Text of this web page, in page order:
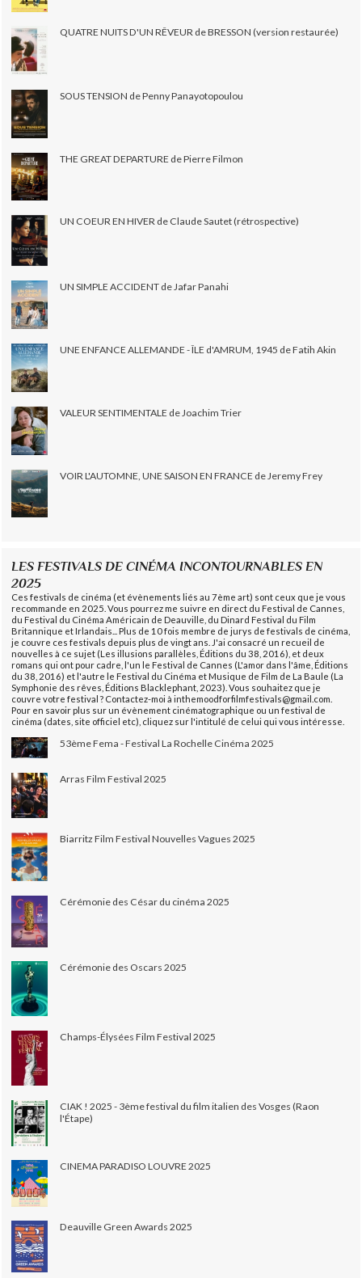
QUATRE NUITS D'UN RÊVEUR de BRESSON (version restaurée)
SOUS TENSION de Penny Panayotopoulou
THE GREAT DEPARTURE de Pierre Filmon
UN COEUR EN HIVER de Claude Sautet (rétrospective)
UN SIMPLE ACCIDENT de Jafar Panahi
UNE ENFANCE ALLEMANDE - ÎLE d'AMRUM, 1945 de Fatih Akin
VALEUR SENTIMENTALE de Joachim Trier
VOIR L'AUTOMNE, UNE SAISON EN FRANCE de Jeremy Frey
LES FESTIVALS DE CINÉMA INCONTOURNABLES EN
2025
Ces festivals de cinéma (et évènements liés au 7ème art) sont ceux que je vous
recommande en 2025. Vous pourrez me suivre en direct du Festival de Cannes,
du Festival du Cinéma Américain de Deauville, du Dinard Festival du Film
Britannique et Irlandais... Plus de 10 fois membre de jurys de festivals de cinéma,
je couvre ces festivals depuis plus de vingt ans. J'ai consacré un recueil de
nouvelles à ce sujet (Les illusions parallèles, Éditions du 38, 2016), et deux
romans qui ont pour cadre, l'un le Festival de Cannes (L'amor dans l'âme, Éditions
du 38, 2016) et l'autre le Festival du Cinéma et Musique de Film de La Baule (La
Symphonie des rêves, Éditions Blacklephant, 2023). Vous souhaitez que je
couvre votre festival ? Contactez-moi à inthemoodforfilmfestivals@gmail.com.
Pour en savoir plus sur un évènement cinématographique ou un festival de
cinéma (dates, site officiel etc), cliquez sur l'intitulé de celui qui vous intéresse.
53ème Fema - Festival La Rochelle Cinéma 2025
Arras Film Festival 2025
Biarritz Film Festival Nouvelles Vagues 2025
Cérémonie des César du cinéma 2025
Cérémonie des Oscars 2025
Champs-Élysées Film Festival 2025
CIAK ! 2025 - 3ème festival du film italien des Vosges (Raon
l'Étape)
CINEMA PARADISO LOUVRE 2025
Deauville Green Awards 2025